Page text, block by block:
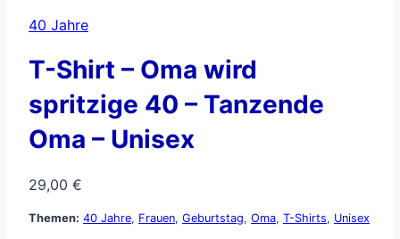
40 Jahre
T-Shirt – Oma wird
spritzige 40 – Tanzende
Oma – Unisex
29,00 €
Themen: 40 Jahre, Frauen, Geburtstag, Oma, T-Shirts, Unisex